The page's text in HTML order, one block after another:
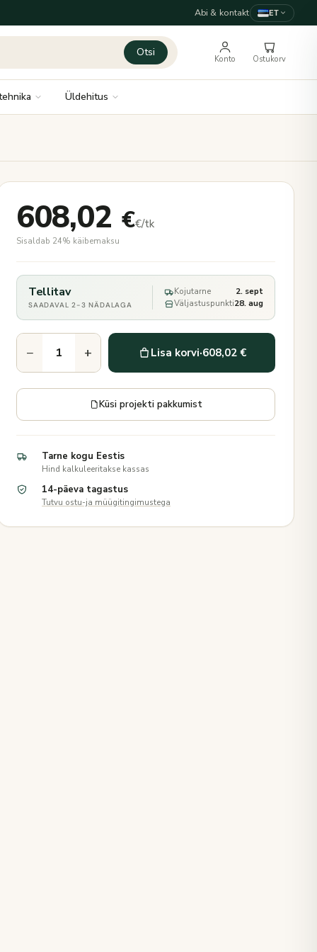
Abi & kontakt ET
Otsi
Konto Ostukorv
Üldehitus
608,02 €€/tk
Sisaldab 24% käibemaksu
Tellitav
SAADAVAL 2-3 NÄDALAGA
Kojutarne
2. sept
Väljastuspunkti28. aug
− + Lisa korvi·608,02 €
Küsi projekti pakkumist
Tarne kogu Eestis
Hind kalkuleeritakse kassas
14-päeva tagastus
Tutvu ostu-ja müügitingimustega